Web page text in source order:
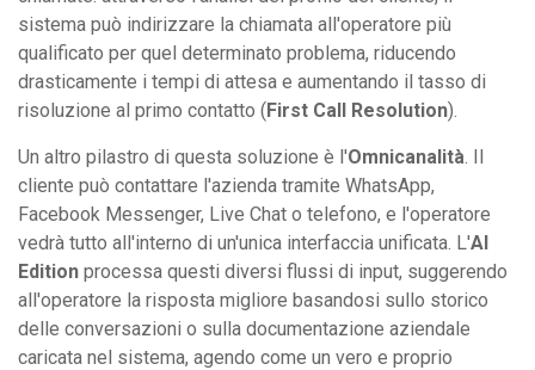
sistema può indirizzare la chiamata all'operatore più
qualificato per quel determinato problema, riducendo
drasticamente i tempi di attesa e aumentando il tasso di
risoluzione al primo contatto (First Call Resolution).
Un altro pilastro di questa soluzione è l'Omnicanalità. Il
cliente può contattare l'azienda tramite WhatsApp,
Facebook Messenger, Live Chat o telefono, e l'operatore
vedrà tutto all'interno di un'unica interfaccia unificata. L'AI
Edition processa questi diversi flussi di input, suggerendo
all'operatore la risposta migliore basandosi sullo storico
delle conversazioni o sulla documentazione aziendale
caricata nel sistema, agendo come un vero e proprio